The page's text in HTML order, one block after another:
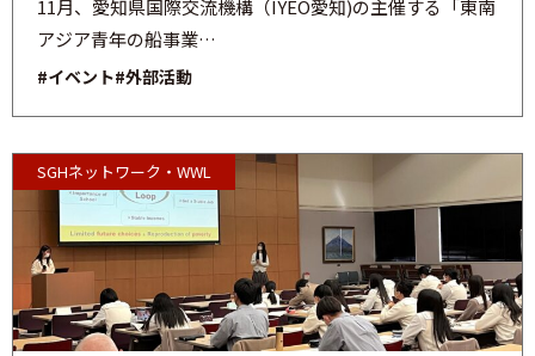
11月、愛知県国際交流機構（IYEO愛知)の主催する「東南
アジア青年の船事業…
#イベント#外部活動
SGHネットワーク・WWL